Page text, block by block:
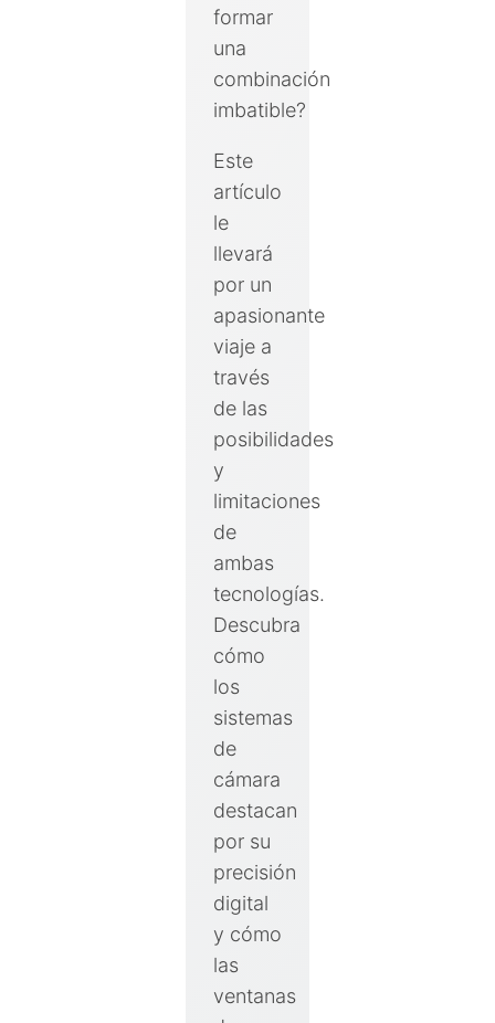
formar
una
combinación
imbatible?
Este
artículo
le
llevará
por un
apasionante
viaje a
través
de las
posibilidades
y
limitaciones
de
ambas
tecnologías.
Descubra
cómo
los
sistemas
de
cámara
destacan
por su
precisión
digital
y cómo
las
ventanas